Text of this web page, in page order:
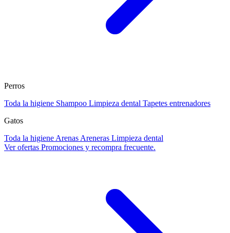
Perros
Toda la higiene Shampoo Limpieza dental Tapetes entrenadores
Gatos
Toda la higiene Arenas Areneras Limpieza dental
Ver ofertas Promociones y recompra frecuente.